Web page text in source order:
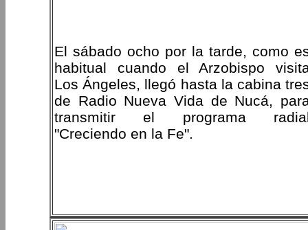
El sábado ocho por la tarde, como
habitual cuando el Arzobispo
Los Ángeles, llegó hasta la cabina
de Radio Nueva Vida de Nucá,
transmitir el programa
"Creciendo en la Fe".